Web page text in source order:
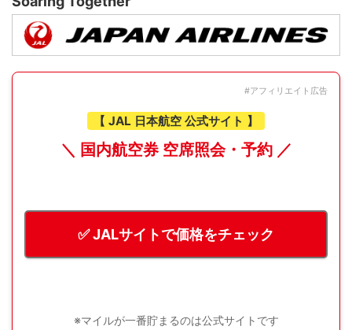
#アフィリエイト広告
【 JAL 日本航空 公式サイト 】
＼ 国内航空券 空席照会・予約 ／
✅ JALサイトで価格をチェック
※マイルが一番貯まるのは公式サイトです